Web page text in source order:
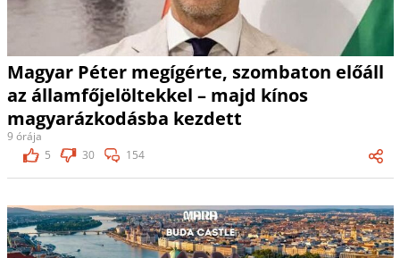
Magyar Péter megígérte, szombaton előáll
az államfőjelöltekkel – majd kínos
magyarázkodásba kezdett
9 órája
5
30 154